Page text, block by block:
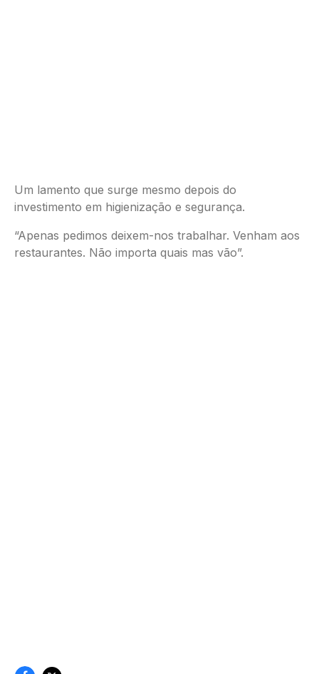
Um lamento que surge mesmo depois do
investimento em higienização e segurança.
“Apenas pedimos deixem-nos trabalhar. Venham aos
restaurantes. Não importa quais mas vão”.